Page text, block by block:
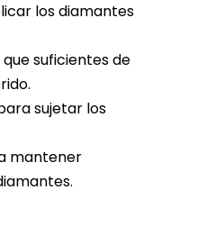
los diamantes
que suficientes de
sujetar los
mantener